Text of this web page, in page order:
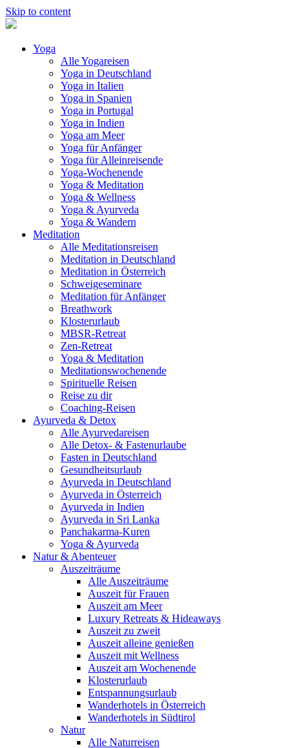
Skip to content
Yoga
Alle Yogareisen
Yoga in Deutschland
Yoga in Italien
Yoga in Spanien
Yoga in Portugal
Yoga in Indien
Yoga am Meer
Yoga für Anfänger
Yoga für Alleinreisende
Yoga-Wochenende
Yoga & Meditation
Yoga & Wellness
Yoga & Ayurveda
Yoga & Wandern
Meditation
Alle Meditationsreisen
Meditation in Deutschland
Meditation in Österreich
Schweigeseminare
Meditation für Anfänger
Breathwork
Klosterurlaub
MBSR-Retreat
Zen-Retreat
Yoga & Meditation
Meditationswochenende
Spirituelle Reisen
Reise zu dir
Coaching-Reisen
Ayurveda & Detox
Alle Ayurvedareisen
Alle Detox- & Fastenurlaube
Fasten in Deutschland
Gesundheitsurlaub
Ayurveda in Deutschland
Ayurveda in Österreich
Ayurveda in Indien
Ayurveda in Sri Lanka
Panchakarma-Kuren
Yoga & Ayurveda
Natur & Abenteuer
Auszeiträume
Alle Auszeiträume
Auszeit für Frauen
Auszeit am Meer
Luxury Retreats & Hideaways
Auszeit zu zweit
Auszeit alleine genießen
Auszeit mit Wellness
Auszeit am Wochenende
Klosterurlaub
Entspannungsurlaub
Wanderhotels in Österreich
Wanderhotels in Südtirol
Natur
Alle Naturreisen